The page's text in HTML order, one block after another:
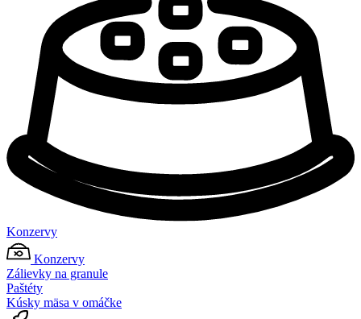
Konzervy
Konzervy
Zálievky na granule
Paštéty
Kúsky mäsa v omáčke